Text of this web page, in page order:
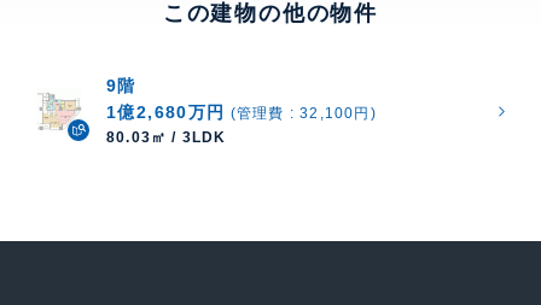
この建物の他の物件
9階
1億2,680万円 (管理費 : 32,100円)
80.03㎡ / 3LDK